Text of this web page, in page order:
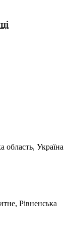
область, Україна
Рівненська